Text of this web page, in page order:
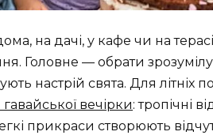
на дачі, у кафе чи на
Головне — обрати зрозумілу
настрій свята. Для літніх
вечірки: тропічні
прикраси створюють